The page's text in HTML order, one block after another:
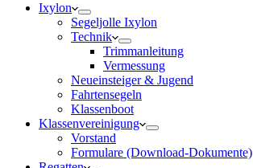
Ixylon
Segeljolle Ixylon
Technik
Trimmanleitung
Vermessung
Neueinsteiger & Jugend
Fahrtensegeln
Klassenboot
Klassenvereinigung
Vorstand
Formulare (Download-Dokumente)